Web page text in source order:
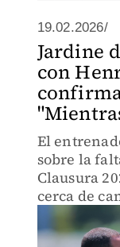
19.02.2026/
Jardine
con
El
sobre la
Clausura
cerca de